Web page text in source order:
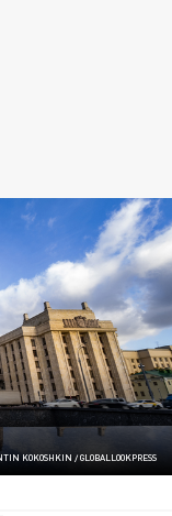
KOKOSHKIN / GLOBALLOOKPRESS